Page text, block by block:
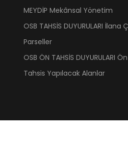
MEYDİP Mekânsal Yönetim
OSB TAHSİS DUYURULARI İlana
Parseller
OSB ÖN TAHSİS DUYURULARI Ön
Tahsis Yapılacak Alanlar